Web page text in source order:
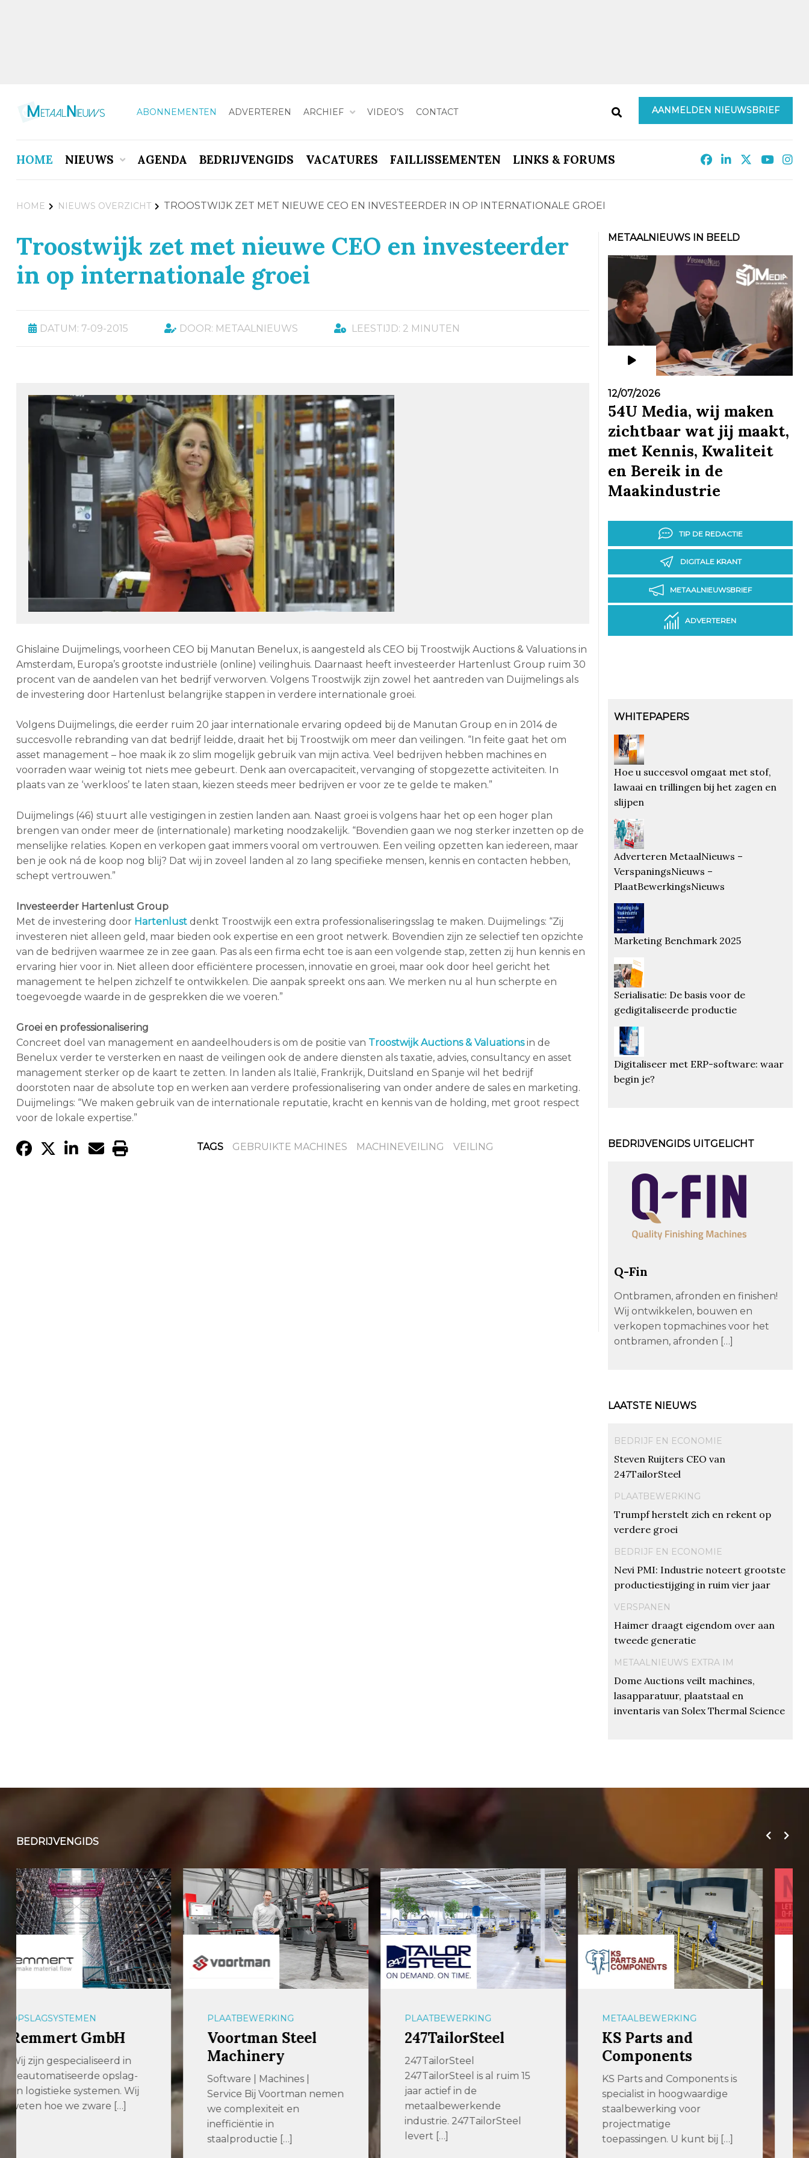
ABONNEMENTEN ADVERTEREN ARCHIEF VIDEO’S CONTACT AANMELDEN NIEUWSBRIEF
HOME NIEUWS AGENDA BEDRIJVENGIDS VACATURES FAILLISSEMENTEN LINKS & FORUMS
HOME NIEUWS OVERZICHT TROOSTWIJK ZET MET NIEUWE CEO EN INVESTEERDER IN OP INTERNATIONALE GROEI
Troostwijk zet met nieuwe CEO en investeerder
in op internationale groei
DATUM: 7-09-2015 DOOR: METAALNIEUWS LEESTIJD: 2 MINUTEN
Ghislaine Duijmelings, voorheen CEO bij Manutan Benelux, is aangesteld als CEO bij Troostwijk Auctions & Valuations in
Amsterdam, Europa’s grootste industriële (online) veilinghuis. Daarnaast heeft investeerder Hartenlust Group ruim 30
procent van de aandelen van het bedrijf verworven. Volgens Troostwijk zijn zowel het aantreden van Duijmelings als
de investering door Hartenlust belangrijke stappen in verdere internationale groei.
Volgens Duijmelings, die eerder ruim 20 jaar internationale ervaring opdeed bij de Manutan Group en in 2014 de
succesvolle rebranding van dat bedrijf leidde, draait het bij Troostwijk om meer dan veilingen. “In feite gaat het om
asset management – hoe maak ik zo slim mogelijk gebruik van mijn activa. Veel bedrijven hebben machines en
voorraden waar weinig tot niets mee gebeurt. Denk aan overcapaciteit, vervanging of stopgezette activiteiten. In
plaats van ze ‘werkloos’ te laten staan, kiezen steeds meer bedrijven er voor ze te gelde te maken.”
Duijmelings (46) stuurt alle vestigingen in zestien landen aan. Naast groei is volgens haar het op een hoger plan
brengen van onder meer de (internationale) marketing noodzakelijk. “Bovendien gaan we nog sterker inzetten op de
menselijke relaties. Kopen en verkopen gaat immers vooral om vertrouwen. Een veiling opzetten kan iedereen, maar
ben je ook ná de koop nog blij? Dat wij in zoveel landen al zo lang specifieke mensen, kennis en contacten hebben,
schept vertrouwen.”
Investeerder Hartenlust Group
Met de investering door Hartenlustdenkt Troostwijk een extra professionaliseringsslag te maken. Duijmelings: “Zij
investeren niet alleen geld, maar bieden ook expertise en een groot netwerk. Bovendien zijn ze selectief ten opzichte
van de bedrijven waarmee ze in zee gaan. Pas als een firma echt toe is aan een volgende stap, zetten zij hun kennis en
ervaring hier voor in. Niet alleen door efficiëntere processen, innovatie en groei, maar ook door heel gericht het
management te helpen zichzelf te ontwikkelen. Die aanpak spreekt ons aan. We merken nu al hun scherpte en
toegevoegde waarde in de gesprekken die we voeren.”
Groei en professionalisering
Concreet doel van management en aandeelhouders is om de positie van Troostwijk Auctions & Valuationsin de
Benelux verder te versterken en naast de veilingen ook de andere diensten als taxatie, advies, consultancy en asset
management sterker op de kaart te zetten. In landen als Italië, Frankrijk, Duitsland en Spanje wil het bedrijf
doorstoten naar de absolute top en werken aan verdere professionalisering van onder andere de sales en marketing.
Duijmelings: “We maken gebruik van de internationale reputatie, kracht en kennis van de holding, met groot respect
voor de lokale expertise.”
TAGS GEBRUIKTE MACHINES MACHINEVEILING VEILING
METAALNIEUWS IN BEELD
12/07/2026
54U Media, wij maken
zichtbaar wat jij maakt,
met Kennis, Kwaliteit
en Bereik in de
Maakindustrie
TIP DE REDACTIE
DIGITALE KRANT
METAALNIEUWSBRIEF
ADVERTEREN
WHITEPAPERS
Hoe u succesvol omgaat met stof,
lawaai en trillingen bij het zagen en
slijpen
Adverteren MetaalNieuws –
VerspaningsNieuws –
PlaatBewerkingsNieuws
Marketing Benchmark 2025
Serialisatie: De basis voor de
gedigitaliseerde productie
Digitaliseer met ERP-software: waar
begin je?
BEDRIJVENGIDS UITGELICHT
Q-Fin
Ontbramen, afronden en finishen!
Wij ontwikkelen, bouwen en
verkopen topmachines voor het
ontbramen, afronden […]
LAATSTE NIEUWS
BEDRIJF EN ECONOMIE
Steven Ruijters CEO van
247TailorSteel
PLAATBEWERKING
Trumpf herstelt zich en rekent op
verdere groei
BEDRIJF EN ECONOMIE
Nevi PMI: Industrie noteert grootste
productiestijging in ruim vier jaar
VERSPANEN
Haimer draagt eigendom over aan
tweede generatie
METAALNIEUWS EXTRA IM
Dome Auctions veilt machines,
lasapparatuur, plaatstaal en
inventaris van Solex Thermal Science
BEDRIJVENGIDS
PLAATBEWERKING
Voortman Steel
Machinery
Software | Machines |
Service Bij Voortman nemen
we complexiteit en
PLAATBEWERKING
247TailorSteel
247TailorSteel
247TailorSteel is al ruim 15
jaar actief in de
metaalbewerkende
industrie. 247TailorSteel
levert […]
METAALBEWERKING
KS Parts and
Components
KS Parts and Components is
specialist in hoogwaardige
staalbewerking voor
projectmatige
toepassingen. U kunt bij […]
OPLAGE
54U Media
De uitgever met het
hoogste bereik in de metaal
met de titels MetaalNieuws,
VerspaningsNieuws […]